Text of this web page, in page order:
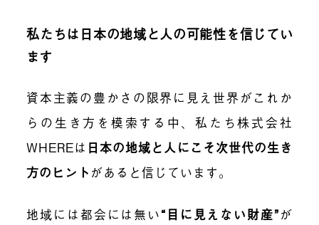
私たちは日本の地域と人の可能性を信じてい
ます
資本主義の豊かさの限界に見え世界がこれか
らの生き方を模索する中、私たち株式会社
WHEREは 日本の地域と人にこそ次世代の生き
方のヒント があると信じています。
地域には都会には無い“目に見えない財産”が